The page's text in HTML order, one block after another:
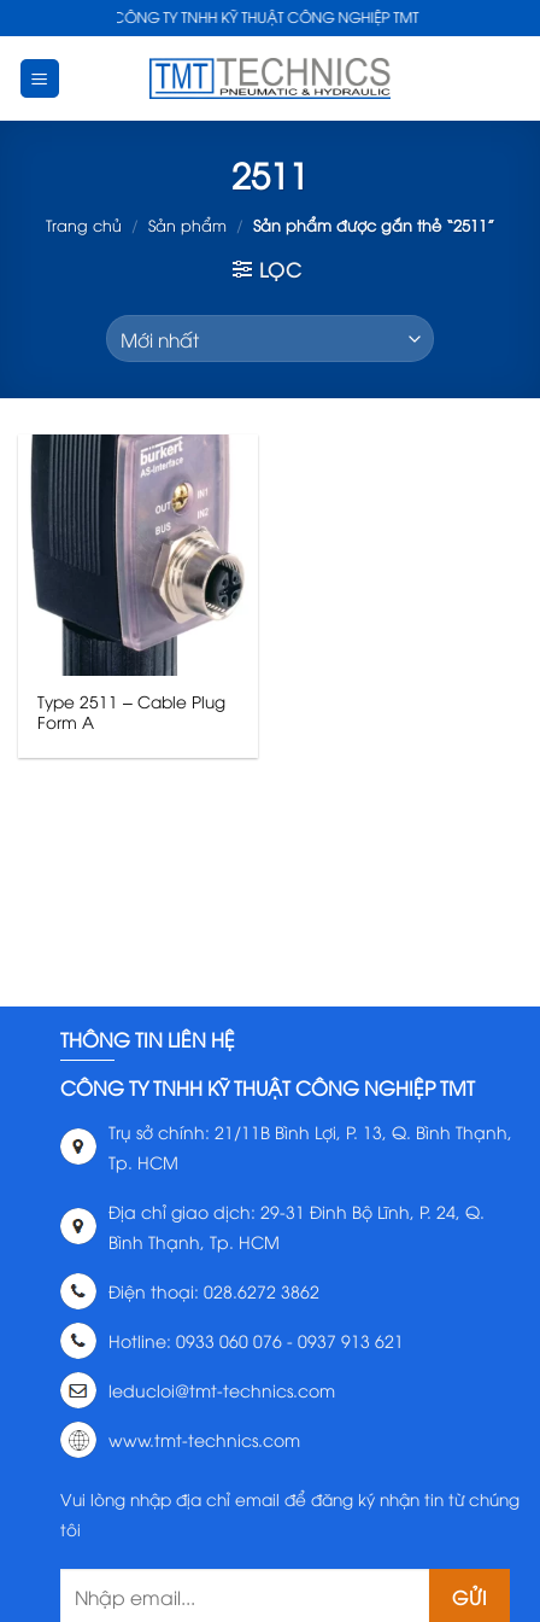
to
content
CÔNG TY TNHH KỸ THUẬT CÔNG NGHIỆP TMT
2511
Trang chủ / Sản phẩm / Sản phẩm được gắn thẻ “2511”
LỌC
Type 2511 – Cable Plug
Form A
THÔNG TIN LIÊN HỆ
CÔNG TY TNHH KỸ THUẬT CÔNG NGHIỆP TMT
Trụ sở chính: 21/11B Bình Lợi, P. 13, Q. Bình Thạnh,
Tp. HCM
Địa chỉ giao dịch: 29-31 Đinh Bộ Lĩnh, P. 24, Q.
Bình Thạnh, Tp. HCM
Điện thoại: 028.6272 3862
Hotline: 0933 060 076 - 0937 913 621
leducloi@tmt-technics.com
www.tmt-technics.com
Vui lòng nhập địa chỉ email để đăng ký nhận tin từ chúng
tôi